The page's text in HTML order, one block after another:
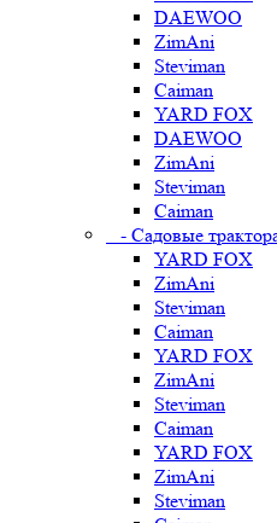
DAEWOO
ZimAni
Steviman
Caiman
YARD FOX
DAEWOO
ZimAni
Steviman
Caiman
- Садовые
YARD FOX
ZimAni
Steviman
Caiman
YARD FOX
ZimAni
Steviman
Caiman
YARD FOX
ZimAni
Steviman